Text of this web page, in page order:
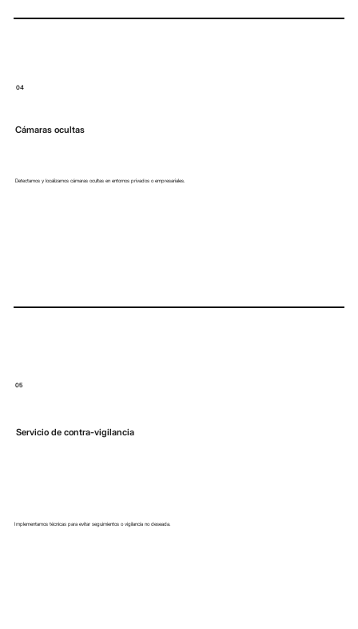
04
Cámaras ocultas
Detectamos y localizamos cámaras ocultas en entornos privados o empresariales.
05
Servicio de contra-vigilancia
Implementamos técnicas para evitar seguimientos o vigilancia no deseada.